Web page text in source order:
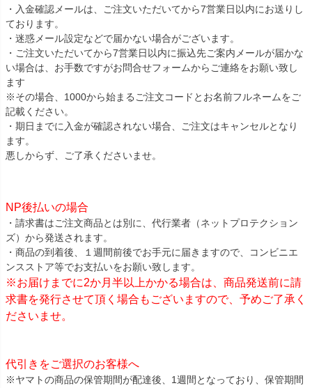
・入金確認メールは、ご注文いただいてから7営業日以内にお送りし
ております。
・迷惑メール設定などで届かない場合がございます。
・ご注文いただいてから7営業日以内に振込先ご案内メールが届かな
い場合は、お手数ですがお問合せフォームからご連絡をお願い致し
ます
※その場合、1000から始まるご注文コードとお名前フルネームをご
記載ください。
・期日までに入金が確認されない場合、ご注文はキャンセルとなり
ます。
悪しからず、ご了承くださいませ。
NP後払いの場合
・請求書はご注文商品とは別に、代行業者（ネットプロテクション
ズ）から発送されます。
・商品の到着後、１週間前後でお手元に届きますので、コンビニエ
ンスストア等でお支払いをお願い致します。
※お届けまでに2か月半以上かかる場合は、商品発送前に請
求書を発行させて頂く場合もございますので、予めご了承く
ださいませ。
代引きをご選択のお客様へ
※ヤマトの商品の保管期間が配達後、1週間となっており、保管期間